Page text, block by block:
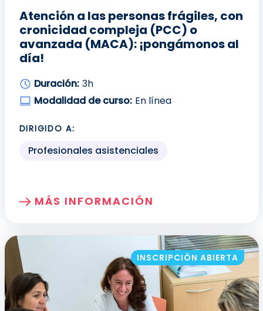
Atención a las personas frágiles, con
cronicidad compleja (PCC) o
avanzada (MACA): ¡pongámonos al
día!
Duración: 3h
Modalidad de curso: En línea
DIRIGIDO A:
Profesionales asistenciales
MÁS INFORMACIÓN
SOBRE: ATENCIÓN A LAS PERSONAS
INSCRIPCIÓN ABIERTA